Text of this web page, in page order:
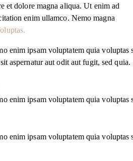
et dolore magna aliqua. Ut enim ad
enim ullamco. Nemo magna
enim ipsam voluptatem quia
aspernatur aut odit aut fugit, sed quia.
enim ipsam voluptatem quia
enim ipsam voluptatem quia